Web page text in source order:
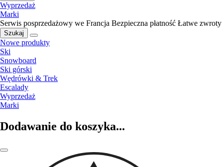
Wyprzedaż
Marki
Serwis posprzedażowy we Francja Bezpieczna płatność Łatwe zwroty
Szukaj
Nowe produkty
Ski
Snowboard
Ski górski
Wędrówki & Trek
Escalady
Wyprzedaż
Marki
Dodawanie do koszyka...